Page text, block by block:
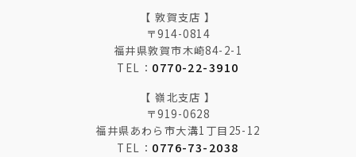
【 敦賀支店 】
〒914-0814
福井県敦賀市木崎84-2-1
TEL： 0770-22-3910
【 嶺北支店 】
〒919-0628
福井県あわら市大溝1丁目25-12
TEL： 0776-73-2038